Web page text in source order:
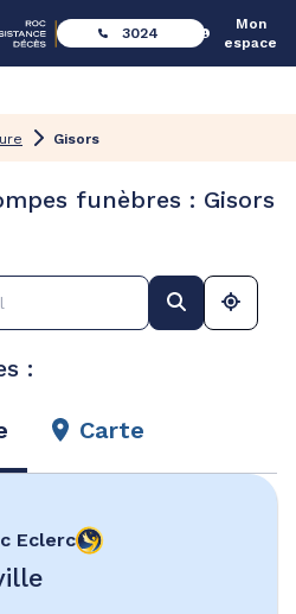
3024
Mon
espace
Gisors
funèbres : Gisors
:
Carte
Eclerc